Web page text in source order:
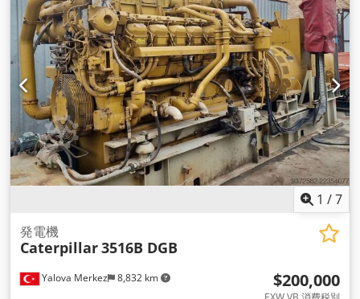
1 /7
Yalova Merkez 8,832 km
発電機
Caterpillar3516B DGB
$200,000